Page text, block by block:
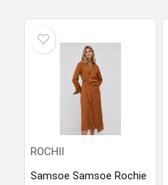
ROCHII
Samsoe Samsoe Rochie